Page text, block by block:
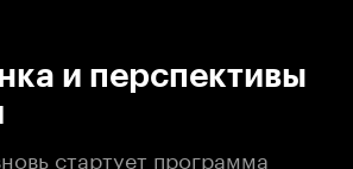
и перспективы
стартует программа